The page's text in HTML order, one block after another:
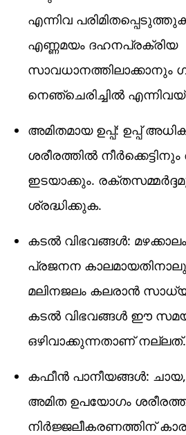
എന്നിവ
എണ്ണമയം ദഹനപ്രക്രിയ
സാവധാനത്തിലാക്കാനും
നെഞ്ചെരിച്ചിൽ
അമിതമായ ഉപ്പ്: ഉപ്പ്
ശരീരത്തിൽ
ഇടയാക്കും.
ശ്രദ്ധിക്കുക.
കടൽ വിഭവങ്ങൾ:
പ്രജനന
മലിനജലം കലരാൻ
കടൽ വിഭവങ്ങൾ ഈ
ഒഴിവാക്കുന്നതാണ് നല്ലത്.
കഫീൻ പാനീയങ്ങൾ: ചായ,
അമിത ഉപയോഗം
നിർജ്ജലീകരണത്തിന്